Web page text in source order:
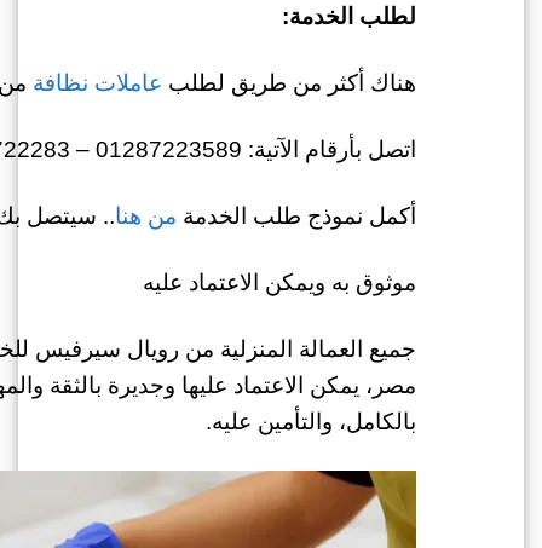
لطلب الخدمة:
هناك أكثر من طريق لطلب عاملات نظافة
اتصل بأرقام الآتية: 01287223589 – 01022722283
أكمل نموذج طلب الخدمة من هنا.. سيتصل بك
موثوق به ويمكن الاعتماد عليه
جميع العمالة المنزلية من رويال سيرفيس
مصر، يمكن الاعتماد عليها وجديرة بالثقة
بالكامل، والتأمين عليه.